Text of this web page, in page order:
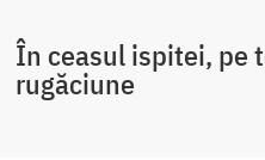
În ceasul ispitei, pe
rugăciune